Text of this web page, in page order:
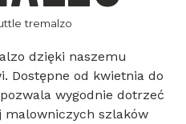
tremalzo
dzięki naszemu
Dostępne od kwietnia do
wygodnie dotrzeć
malowniczych szlaków